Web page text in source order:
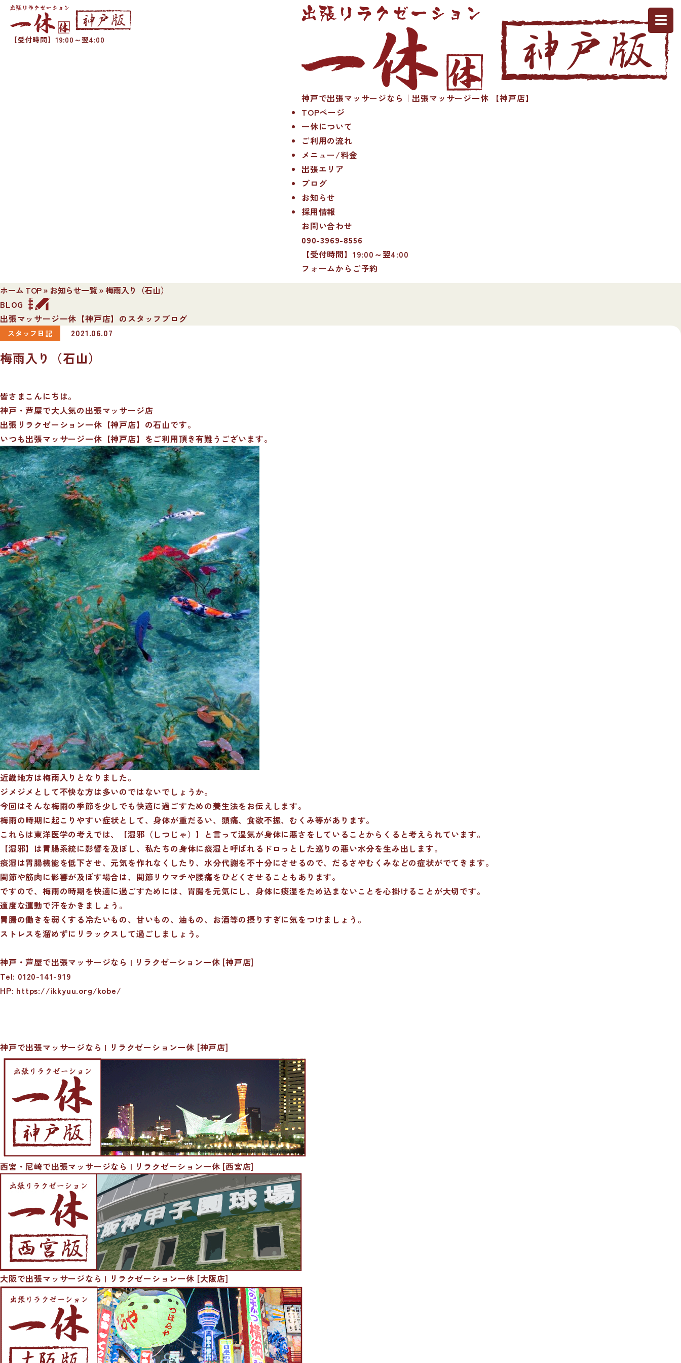
【受付時間】19:00～翌4:00
神戸で出張マッサージなら｜出張マッサージ一休 【神戸店】
TOPページ
一休について
ご利用の流れ
メニュー/料金
出張エリア
ブログ
お知らせ
採用情報
お問い合わせ
090-3969-8556
【受付時間】19:00～翌4:00
フォームからご予約
ホーム TOP» お知らせ一覧»梅雨入り（石山）
BLOG
出張マッサージ一休【神戸店】のスタッフブログ
スタッフ日記 2021.06.07
梅雨入り（石山）
皆さまこんにちは。
神戸・芦屋で大人気の出張マッサージ店
出張リラクゼーション一休【神戸店】の石山です。
いつも出張マッサージ一休【神戸店】をご利用頂き有難うございます。
近畿地方は梅雨入りとなりました。
ジメジメとして不快な方は多いのではないでしょうか。
今回はそんな梅雨の季節を少しでも快適に過ごすための養生法をお伝えします。
梅雨の時期に起こりやすい症状として、身体が重だるい、頭痛、食欲不振、むくみ等があります。
これらは東洋医学の考えでは、【湿邪（しつじゃ）】と言って湿気が身体に悪さをしていることからくると考えられています。
【湿邪】は胃腸系統に影響を及ぼし、私たちの身体に痰湿と呼ばれるドロっとした巡りの悪い水分を生み出します。
痰湿は胃腸機能を低下させ、元気を作れなくしたり、水分代謝を不十分にさせるので、だるさやむくみなどの症状がでてきます。
関節や筋肉に影響が及ぼす場合は、関節リウマチや腰痛をひどくさせることもあります。
ですので、梅雨の時期を快適に過ごすためには、胃腸を元気にし、身体に痰湿をため込まないことを心掛けることが大切です。
適度な運動で汗をかきましょう。
胃腸の働きを弱くする冷たいもの、甘いもの、油もの、お酒等の摂りすぎに気をつけましょう。
ストレスを溜めずにリラックスして過ごしましょう。
神戸・芦屋で出張マッサージなら | リラクゼーション一休 [神戸店]
Tel: 0120-141-919
HP: https://ikkyuu.org/kobe/
神戸で出張マッサージなら | リラクゼーション一休 [神戸店]
西宮・尼崎で出張マッサージなら | リラクゼーション一休 [西宮店]
大阪で出張マッサージなら | リラクゼーション一休 [大阪店]